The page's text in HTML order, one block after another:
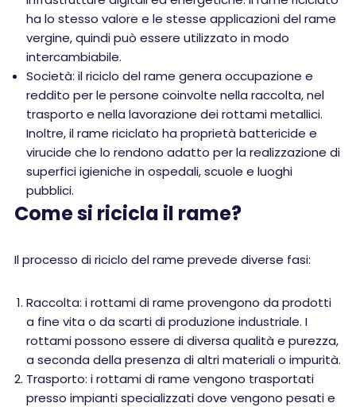
ha lo stesso valore e le stesse applicazioni del rame
vergine, quindi può essere utilizzato in modo
intercambiabile.
Società: il riciclo del rame genera occupazione e
reddito per le persone coinvolte nella raccolta, nel
trasporto e nella lavorazione dei rottami metallici.
Inoltre, il rame riciclato ha proprietà battericide e
virucide che lo rendono adatto per la realizzazione di
superfici igieniche in ospedali, scuole e luoghi
pubblici.
Come si ricicla il rame?
Il processo di riciclo del rame prevede diverse fasi:
Raccolta: i rottami di rame provengono da prodotti
a fine vita o da scarti di produzione industriale. I
rottami possono essere di diversa qualità e purezza,
a seconda della presenza di altri materiali o impurità.
Trasporto: i rottami di rame vengono trasportati
presso impianti specializzati dove vengono pesati e